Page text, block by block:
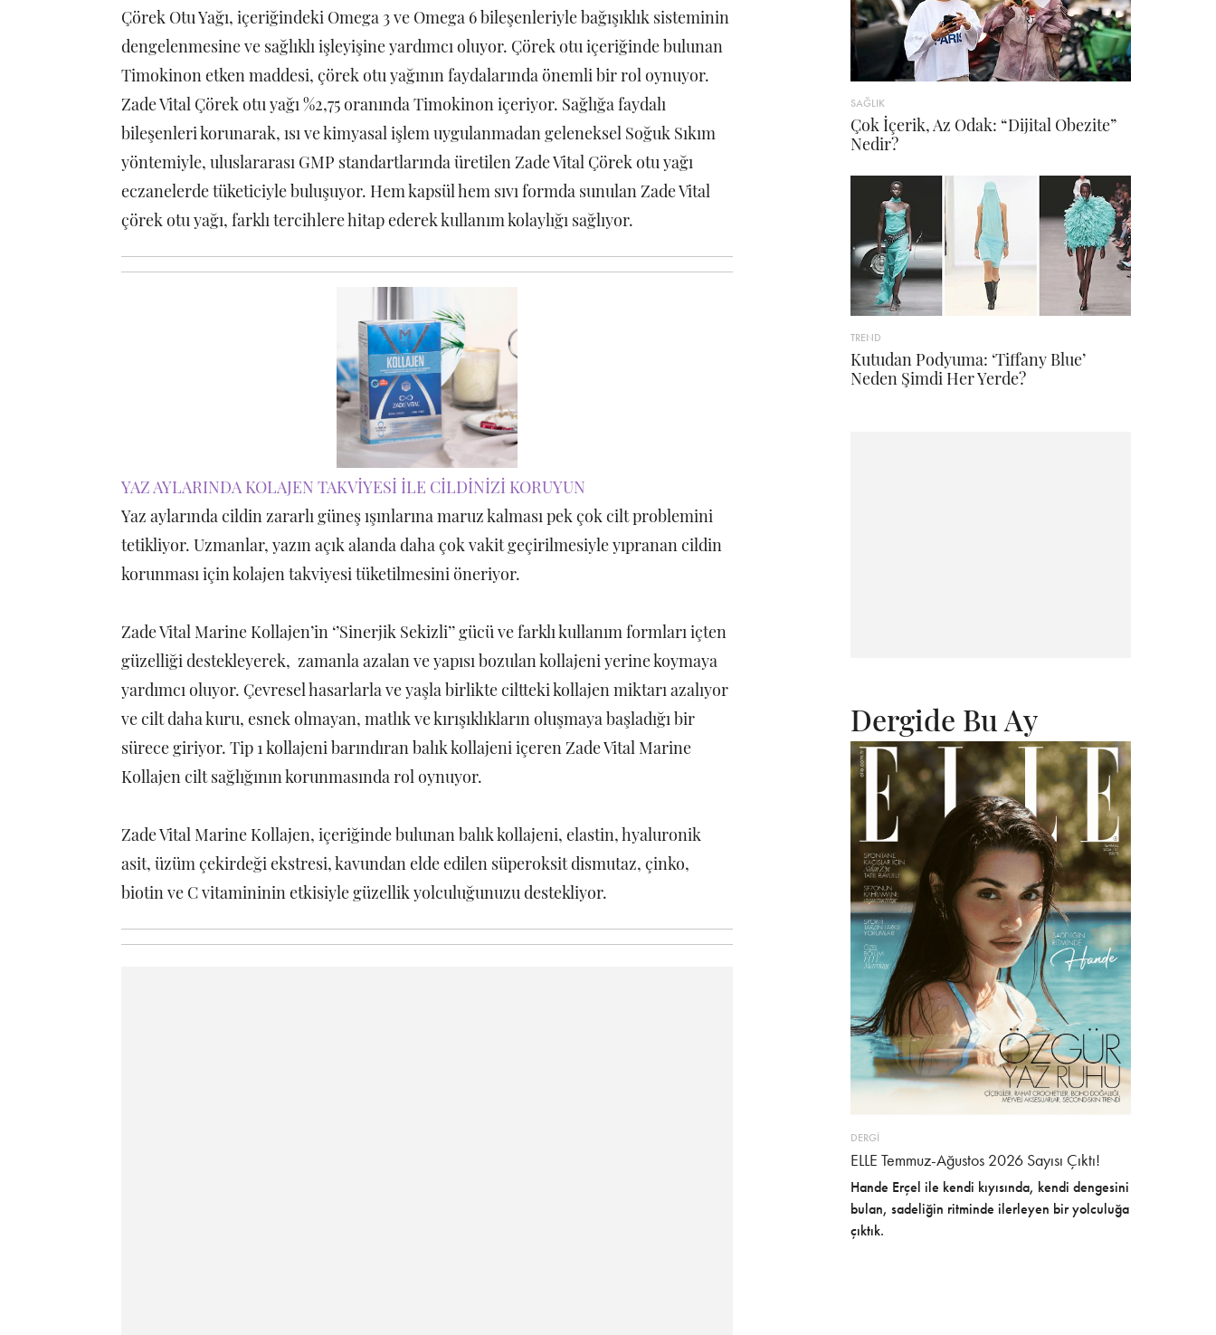
Çörek Otu Yağı, içeriğindeki Omega 3 ve Omega 6 bileşenleriyle bağışıklık sisteminin
dengelenmesine ve sağlıklı işleyişine yardımcı oluyor. Çörek otu içeriğinde bulunan
Timokinon etken maddesi, çörek otu yağının faydalarında önemli bir rol oynuyor.
Zade Vital Çörek otu yağı %2,75 oranında Timokinon içeriyor. Sağlığa faydalı
bileşenleri korunarak, ısı ve kimyasal işlem uygulanmadan geleneksel Soğuk Sıkım
yöntemiyle, uluslararası GMP standartlarında üretilen Zade Vital Çörek otu yağı
eczanelerde tüketiciyle buluşuyor. Hem kapsül hem sıvı formda sunulan Zade Vital
çörek otu yağı, farklı tercihlere hitap ederek kullanım kolaylığı sağlıyor.
YAZ AYLARINDA KOLAJEN TAKVİYESİ İLE CİLDİNİZİ KORUYUN
Yaz aylarında cildin zararlı güneş ışınlarına maruz kalması pek çok cilt problemini
tetikliyor. Uzmanlar, yazın açık alanda daha çok vakit geçirilmesiyle yıpranan cildin
korunması için kolajen takviyesi tüketilmesini öneriyor.
Zade Vital Marine Kollajen’in ‘’Sinerjik Sekizli’’ gücü ve farklı kullanım formları içten
güzelliği destekleyerek, zamanla azalan ve yapısı bozulan kollajeni yerine koymaya
yardımcı oluyor. Çevresel hasarlarla ve yaşla birlikte ciltteki kollajen miktarı azalıyor
ve cilt daha kuru, esnek olmayan, matlık ve kırışıklıkların oluşmaya başladığı bir
sürece giriyor. Tip 1 kollajeni barındıran balık kollajeni içeren Zade Vital Marine
Kollajen cilt sağlığının korunmasında rol oynuyor.
Zade Vital Marine Kollajen, içeriğinde bulunan balık kollajeni, elastin, hyaluronik
asit, üzüm çekirdeği ekstresi, kavundan elde edilen süperoksit dismutaz, çinko,
biotin ve C vitamininin etkisiyle güzellik yolculuğunuzu destekliyor.
SAĞLIK
Çok İçerik, Az Odak: “Dijital Obezite”
Nedir?
TREND
Kutudan Podyuma: ‘Tiffany Blue’
Neden Şimdi Her Yerde?
Dergide Bu Ay
DERGİ
ELLE Temmuz-Ağustos 2026 Sayısı Çıktı!
Hande Erçel ile kendi kıyısında, kendi dengesini
bulan, sadeliğin ritminde ilerleyen bir yolculuğa
çıktık.